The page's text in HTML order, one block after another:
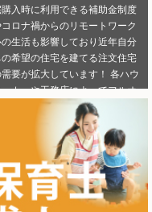
目のカテゴリを見たという旨を
ください。 メディパートナー
録いただいている アフィリエ
ー様は「お問い合わせはこち
ら ご連絡ください。
入時に利用できる補助金制度
ロナ禍からのリモートワーク
生活も影響しており近年自分
の希望の住宅を建てる注文住宅
要が拡大しています！ 各ハウ
カーや工務店によってフルオ
ー住宅・セミオーダー住宅など
な取扱いがありユーザーの好み
み取って家づくりをサポ―トし
れます。 新規でご登録いただく
ィリエイター様は「お申込みは
ら」からご登録時のプロフィー
に注目のカテゴリを見たという